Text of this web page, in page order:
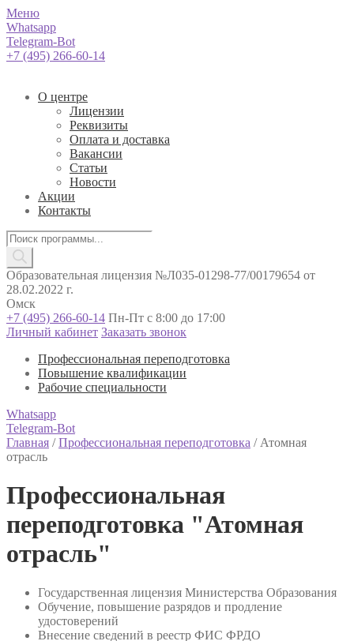
Меню
Whatsapp
Telegram-Bot
+7 (495) 266-60-14
О центре
Лицензии
Реквизиты
Оплата и доставка
Вакансии
Статьи
Новости
Акции
Контакты
Поиск
товаров
Образовательная лицензия №Л035-01298-77/00179654 от
28.02.2022 г.
Омск
+7 (495) 266-60-14 Пн-Пт с 8:00 до 17:00
Личный кабинет Заказать звонок
Профессиональная переподготовка
Повышение квалификации
Рабочие специальности
Whatsapp
Telegram-Bot
Главная /Профессиональная переподготовка / Атомная
отрасль
Профессиональная
переподготовка "Атомная
отрасль"
Государственная лицензия Министерства Образования
Обучение, повышение разрядов и продление
удостоверений
Внесение сведений в реестр ФИС ФРДО